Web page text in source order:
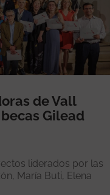
de Vall
Gilead
liderados por las
María Buti, Elena